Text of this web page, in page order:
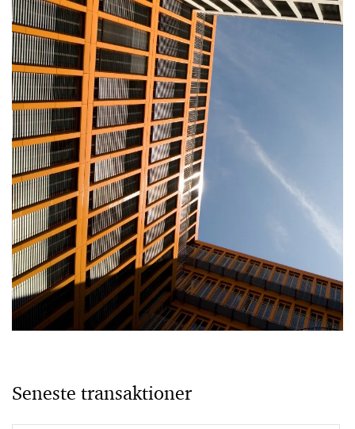
Seneste transaktioner